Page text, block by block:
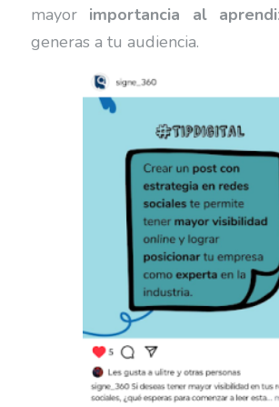
mayor importancia al
generas a tu audiencia.